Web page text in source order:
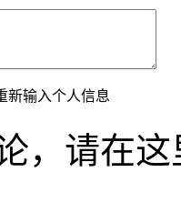
新输入个人信息
，请在这